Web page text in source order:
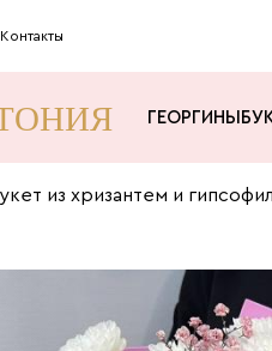
Контакты
ГЕОРГИНЫ
из хризантем и